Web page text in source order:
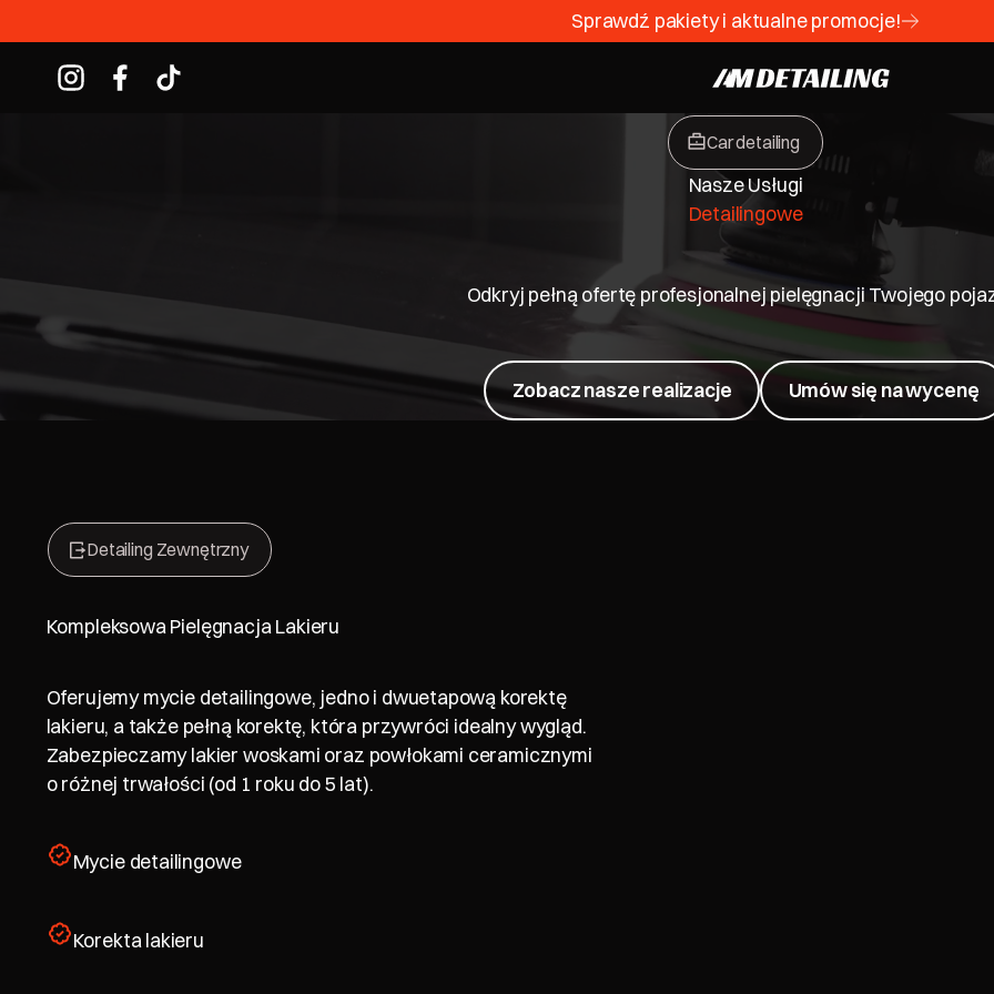
Sprawdź pakiety i aktualne promocje!
Car detailing
Nasze Usługi
Detailingowe
Odkryj pełną ofertę profesjonalnej pielęgnacji Twojego
Zobacz nasze realizacje
Zobacz nasze realizacje
Umów się
Umów się na wycenę
Detailing Zewnętrzny
Kompleksowa Pielęgnacja Lakieru
Oferujemy mycie detailingowe, jedno i dwuetapową korektę
lakieru, a także pełną korektę, która przywróci idealny wygląd.
Zabezpieczamy lakier woskami oraz powłokami ceramicznymi
o różnej trwałości (od 1 roku do 5 lat).
Mycie detailingowe
Korekta lakieru